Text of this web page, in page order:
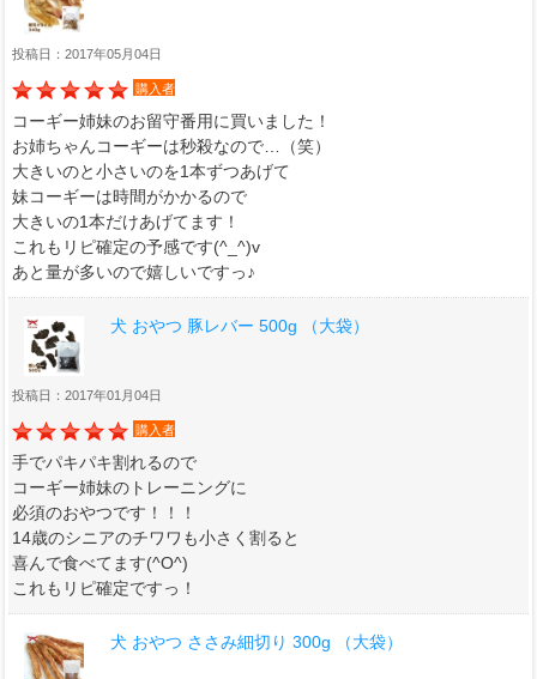
投稿日：2017年05月04日
購入者
コーギー姉妹のお留守番用に買いました！
お姉ちゃんコーギーは秒殺なので…（笑）
大きいのと小さいのを1本ずつあげて
妹コーギーは時間がかかるので
大きいの1本だけあげてます！
これもリピ確定の予感です(^_^)v
あと量が多いので嬉しいですっ♪
犬 おやつ 豚レバー 500g （大袋）
投稿日：2017年01月04日
購入者
手でパキパキ割れるので
コーギー姉妹のトレーニングに
必須のおやつです！！！
14歳のシニアのチワワも小さく割ると
喜んで食べてます(^O^)
これもリピ確定ですっ！
犬 おやつ ささみ細切り 300g （大袋）